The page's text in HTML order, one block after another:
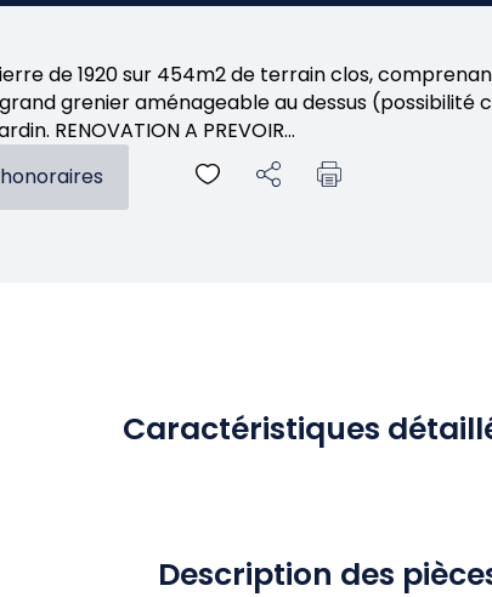
de 1920 sur 454m2 de terrain clos,
grenier aménageable au dessus
RENOVATION A PREVOIR...
Caractéristiques
Description des